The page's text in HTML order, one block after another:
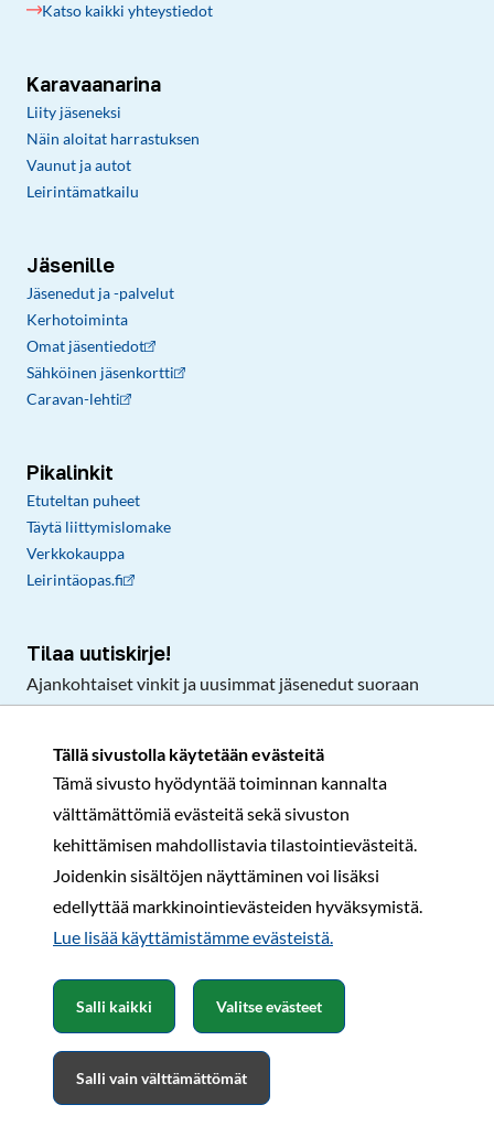
Tällä sivustolla käytetään evästeitä
Tämä sivusto hyödyntää toiminnan kannalta
välttämättömiä evästeitä sekä sivuston
kehittämisen mahdollistavia tilastointievästeitä.
Joidenkin sisältöjen näyttäminen voi lisäksi
edellyttää markkinointievästeiden hyväksymistä.
Lue lisää käyttämistämme evästeistä.​​​​​​
Salli kaikki
Salli vain välttämättömät
Valitse evästeet
Katso kaikki yhteystiedot
Karavaanarina
Liity jäseneksi
Näin aloitat harrastuksen
Vaunut ja autot
Leirintämatkailu
Jäsenille
Jäsenedut ja -palvelut
Kerhotoiminta
Omat jäsentiedot
Sähköinen jäsenkortti
Caravan-lehti
Pikalinkit
Etuteltan puheet
Täytä liittymislomake
Verkkokauppa
Leirintäopas.fi
Tilaa uutiskirje!
Ajankohtaiset vinkit ja uusimmat jäsenedut suoraan
Rekisteri- ja tietosuojaselosteSopimusehdot